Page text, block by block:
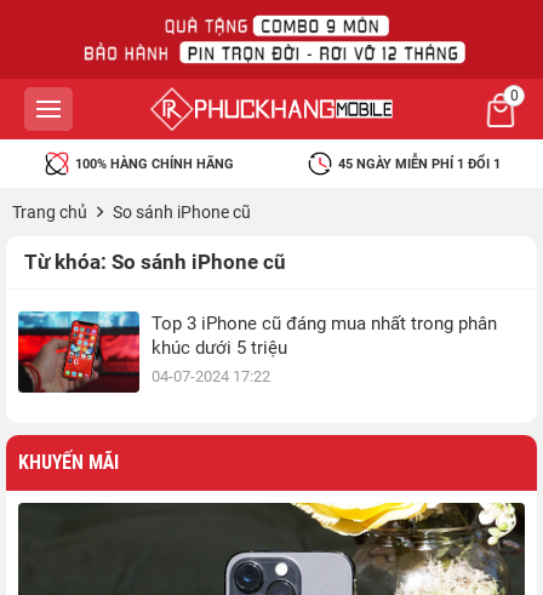
0
100% HÀNG CHÍNH HÃNG 45 NGÀY MIỄN PHÍ 1 ĐỔI 1
Trang chủ So sánh iPhone cũ
Từ khóa: So sánh iPhone cũ
Top 3 iPhone cũ đáng mua nhất trong phân
khúc dưới 5 triệu
04-07-2024 17:22
KHUYẾN MÃI